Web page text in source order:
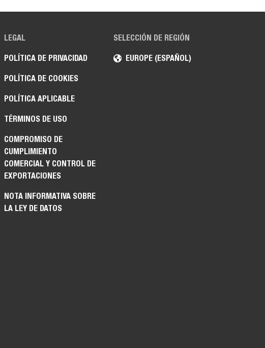
SELECCIÓN DE REGIÓN
EUROPE (ESPAÑOL)
LEGAL
POLÍTICA DE PRIVACIDAD
POLÍTICA DE COOKIES
POLÍTICA APLICABLE
TÉRMINOS DE USO
COMPROMISO DE
CUMPLIMIENTO
COMERCIAL Y CONTROL DE
EXPORTACIONES
NOTA INFORMATIVA SOBRE
LA LEY DE DATOS